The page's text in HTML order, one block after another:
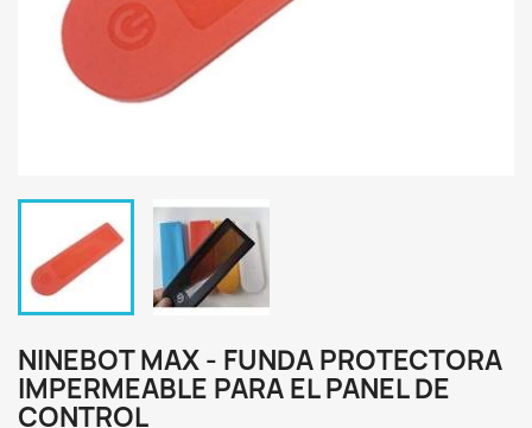
NINEBOT MAX - FUNDA PROTECTORA
IMPERMEABLE PARA EL PANEL DE
CONTROL